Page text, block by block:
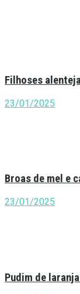
Filhoses
23/01/2025
Broas de mel e
23/01/2025
Pudim de